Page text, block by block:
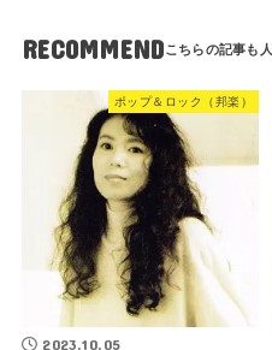
RECOMMEND
ポップ＆ロック（邦楽）
2023.10.05